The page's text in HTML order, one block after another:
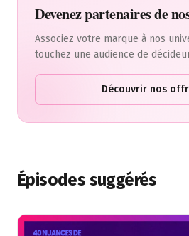
Devenez partenaires de
Associez votre marque à nos
touchez une audience de
Découvrir nos
Épisodes suggérés